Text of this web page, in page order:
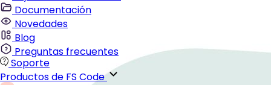
Documentación
Novedades
Blog
Preguntas frecuentes
Soporte
Productos de FS Code